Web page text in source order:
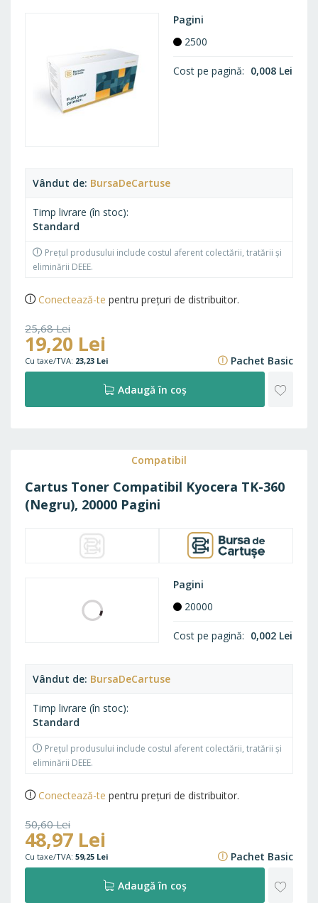
Vândut de BursaDeCartuse
Timp livrare (în stoc)
Standard
Prețul produsului include costul aferent colectării, tratării și
eliminării DEEE.
Pagini
2500
Cost pe pagină 0,008 Lei
Conectează-te pentru prețuri de distribuitor.
25,68 Lei
31,07 Lei
19,20 Lei
23,23 Lei Pachet Basic
Adaugă în coș
Compatibil
Cartus Toner Compatibil Kyocera TK-360
(Negru), 20000 Pagini
Vândut de BursaDeCartuse
Timp livrare (în stoc)
Standard
Prețul produsului include costul aferent colectării, tratării și
eliminării DEEE.
Pagini
20000
Cost pe pagină 0,002 Lei
Conectează-te pentru prețuri de distribuitor.
50,60 Lei
61,23 Lei
48,97 Lei
59,25 Lei Pachet Basic
Adaugă în coș